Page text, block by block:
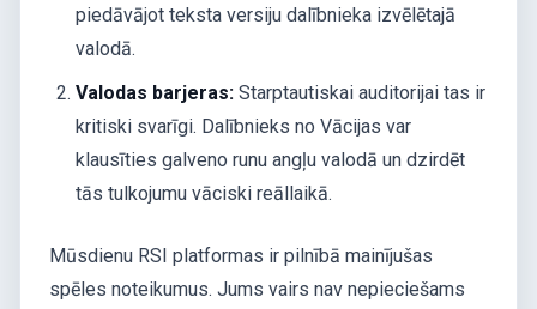
piedāvājot teksta versiju dalībnieka izvēlētajā
valodā.
Valodas barjeras: Starptautiskai auditorijai tas ir
kritiski svarīgi. Dalībnieks no Vācijas var
klausīties galveno runu angļu valodā un dzirdēt
tās tulkojumu vāciski reāllaikā.
Mūsdienu RSI platformas ir pilnībā mainījušas
spēles noteikumus. Jums vairs nav nepieciešams